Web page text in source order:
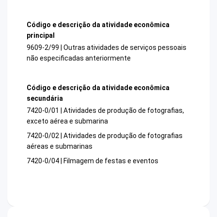
Código e descrição da atividade econômica
principal
9609-2/99 | Outras atividades de serviços pessoais
não especificadas anteriormente
Código e descrição da atividade econômica
secundária
7420-0/01 | Atividades de produção de fotografias,
exceto aérea e submarina
7420-0/02 | Atividades de produção de fotografias
aéreas e submarinas
7420-0/04 | Filmagem de festas e eventos